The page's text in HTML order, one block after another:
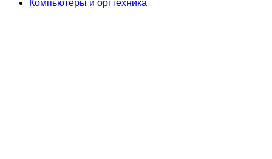
Компьютеры и оргтехника